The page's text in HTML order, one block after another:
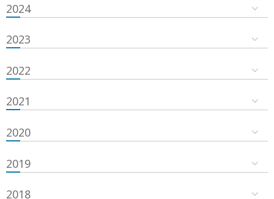
2024
2023
2022
2021
2020
2019
2018